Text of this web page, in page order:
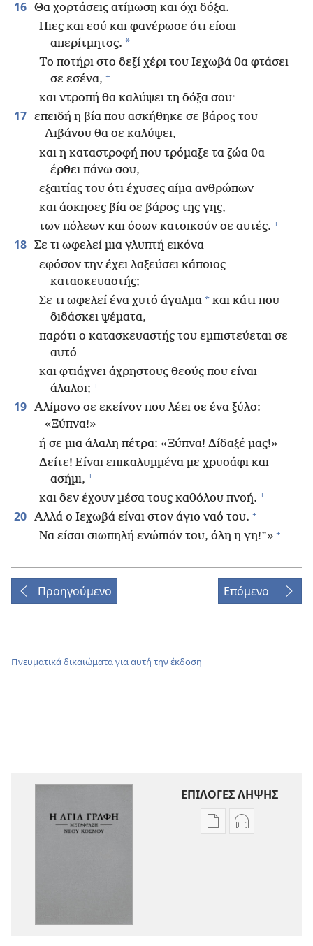
16 Θα χορτάσεις ατίμωση και όχι δόξα.
Πιες και εσύ και φανέρωσε ότι είσαι
απερίτμητος. *
Το ποτήρι στο δεξί χέρι του Ιεχωβά θα φτάσει
σε εσένα, +
και ντροπή θα καλύψει τη δόξα σου·
17 επειδή η βία που ασκήθηκε σε βάρος του
Λιβάνου θα σε καλύψει,
και η καταστροφή που τρόμαξε τα ζώα θα
έρθει πάνω σου,
εξαιτίας του ότι έχυσες αίμα ανθρώπων
και άσκησες βία σε βάρος της γης,
των πόλεων και όσων κατοικούν σε αυτές. +
18 Σε τι ωφελεί μια γλυπτή εικόνα
εφόσον την έχει λαξεύσει κάποιος
κατασκευαστής;
Σε τι ωφελεί ένα χυτό άγαλμα * και κάτι που
διδάσκει ψέματα,
παρότι ο κατασκευαστής του εμπιστεύεται σε
αυτό
και φτιάχνει άχρηστους θεούς που είναι
άλαλοι; +
19 Αλίμονο σε εκείνον που λέει σε ένα ξύλο:
«Ξύπνα!»
ή σε μια άλαλη πέτρα: «Ξύπνα! Δίδαξέ μας!»
Δείτε! Είναι επικαλυμμένα με χρυσάφι και
ασήμι, +
και δεν έχουν μέσα τους καθόλου πνοή. +
20 Αλλά ο Ιεχωβά είναι στον άγιο ναό του. +
Να είσαι σιωπηλή ενώπιόν του, όλη η γη!”» +
Προηγούμενο Επόμενο
Πνευματικά δικαιώματα για αυτή την έκδοση
ΕΠΙΛΟΓΕΣ ΛΗΨΗΣ
ΕπιλογέςΕπιλογές